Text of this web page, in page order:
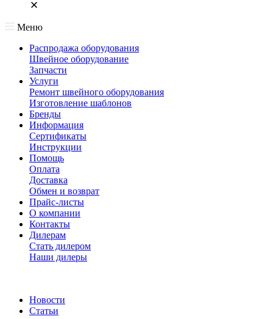
Меню
Распродажа оборудования
Швейное оборудование
Запчасти
Услуги
Ремонт швейного оборудования
Изготовление шаблонов
Бренды
Информация
Сертификаты
Инструкции
Помощь
Оплата
Доставка
Обмен и возврат
Прайс-листы
О компании
Контакты
Дилерам
Стать дилером
Наши дилеры
Новости
Статьи